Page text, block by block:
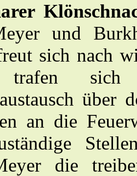
und
sich nach
trafen sich
über
an die
die